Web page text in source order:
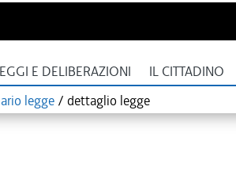
E DELIBERAZIONI IL CITTADINO
legge / dettaglio legge